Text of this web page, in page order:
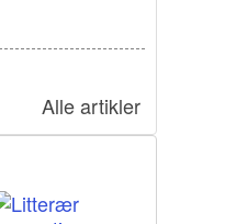
Alle artikler